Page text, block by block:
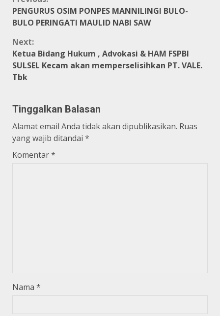
Reading
PENGURUS OSIM PONPES MANNILINGI BULO-
BULO PERINGATI MAULID NABI SAW
Next:
Ketua Bidang Hukum , Advokasi & HAM FSPBI
SULSEL Kecam akan memperselisihkan PT. VALE.
Tbk
Tinggalkan Balasan
Alamat email Anda tidak akan dipublikasikan. Ruas
yang wajib ditandai *
Komentar*
Nama *